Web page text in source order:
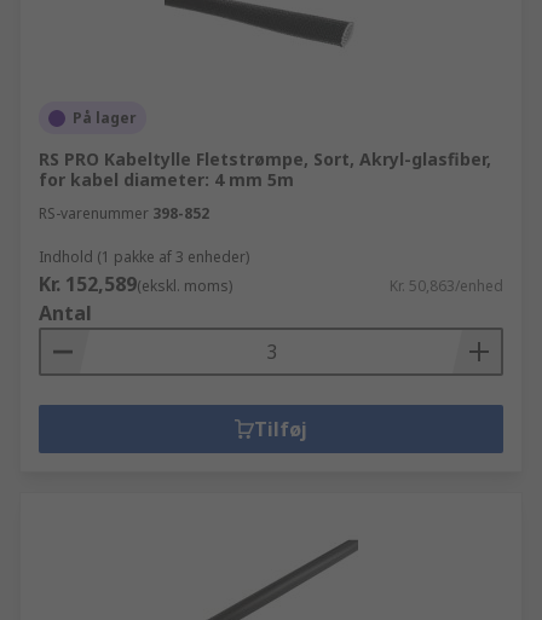
På lager
RS PRO Kabeltylle Fletstrømpe, Sort, Akryl-glasfiber,
for kabel diameter: 4 mm 5m
RS-varenummer 398-852
Indhold (1 pakke af 3 enheder)
Kr. 152,589(ekskl. moms) Kr. 50,863/enhed
Antal
Tilføj